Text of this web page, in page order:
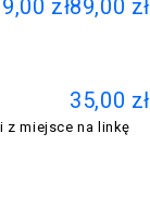
89,00 zł
zł
35,00 zł